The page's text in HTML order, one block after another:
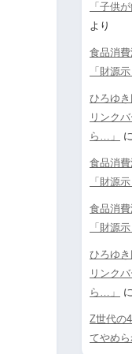
「子供
より
食品消
「財源
ひろゆ
リンク
ら…」
に
食品消
「財源
食品消
「財源
ひろゆ
リンク
ら…」
に
Z世代の
てやめ